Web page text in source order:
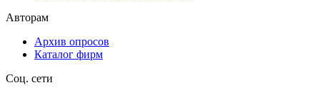
Авторам
Архив опросов
Каталог фирм
Соц. сети